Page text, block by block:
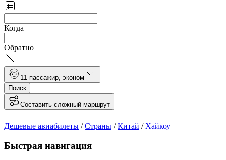
Когда
Обратно
1 1 пассажир эконом
Поиск
Составить сложный маршрут
Дешевые авиабилеты /Страны /Китай / Хайкоу
Быстрая навигация